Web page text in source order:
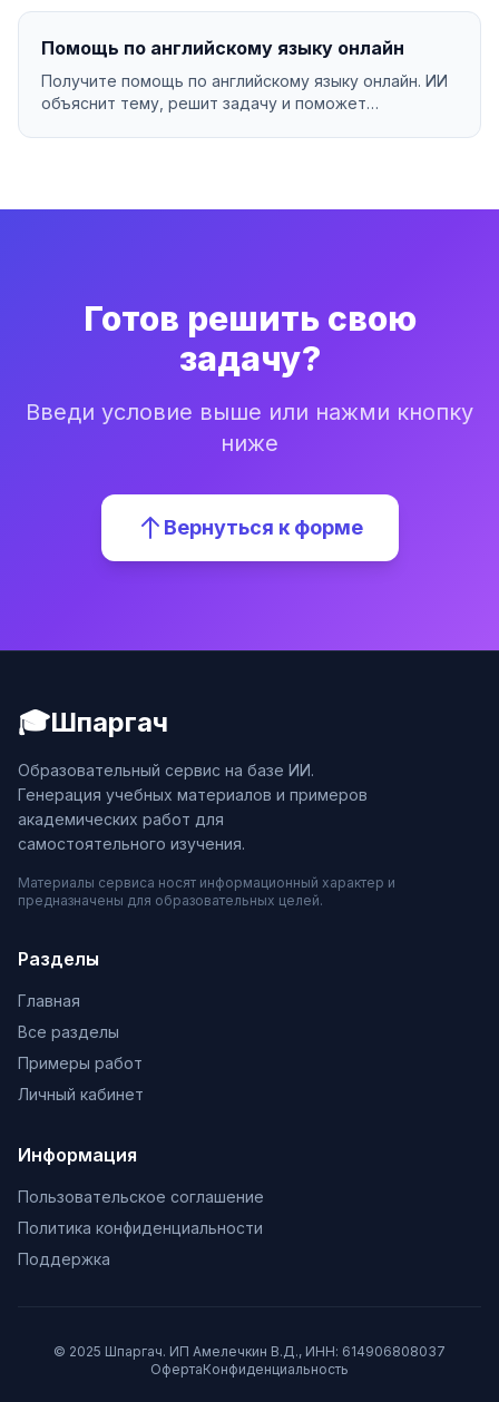
Помощь по английскому языку онлайн
Получите помощь по английскому языку онлайн. ИИ
объяснит тему, решит задачу и поможет
Готов решить свою
задачу?
Введи условие выше или нажми кнопку
ниже
Вернуться к форме
🎓Шпаргач
Образовательный сервис на базе ИИ.
Генерация учебных материалов и примеров
академических работ для
самостоятельного изучения.
Материалы сервиса носят информационный характер и
предназначены для образовательных целей.
Разделы
Главная
Все разделы
Примеры работ
Личный кабинет
Информация
Пользовательское соглашение
Политика конфиденциальности
Поддержка
© 2025 Шпаргач. ИП Амелечкин В.Д., ИНН: 614906808037
ОфертаКонфиденциальность